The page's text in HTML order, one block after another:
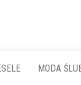
MODA